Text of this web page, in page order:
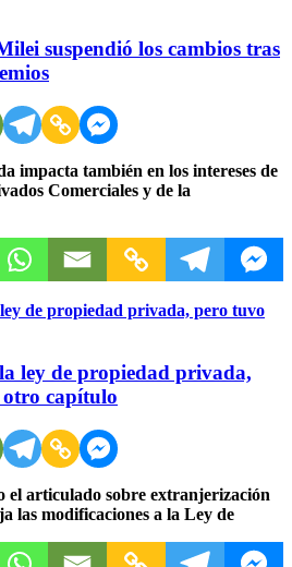
suspendió los cambios tras
impacta también en los intereses de
Comerciales y de la
ley de propiedad privada,
capítulo
el articulado sobre extranjerización
las modificaciones a la Ley de